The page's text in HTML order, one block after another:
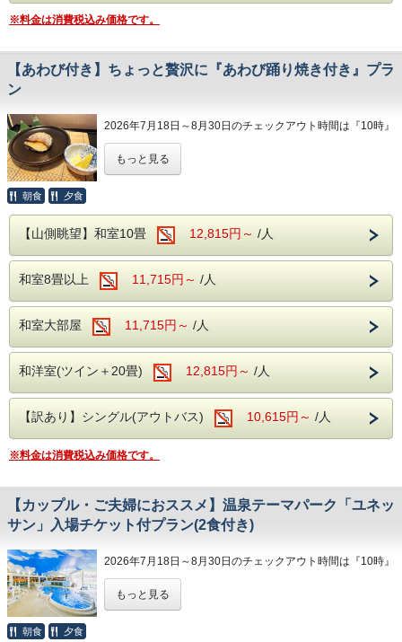
箱根温泉の特徴は、火山活動が活発で多様な
美肌効果、クレンジング効果が期待され、お
【食事】
ご夕食は約40種類の和洋中バイキング。
ル類を含めた飲み放題も。
※ご朝食時は、ソフトドリンクのみ飲み放題
です。
【館内施設】
カラオケルーム(共用)
売店
ロビー
浴衣コーナー
【周辺観光】
箱根ガラスの森美術館：日本初のヴェネチア
ン・グラス専門の美術館です。
ポーラ美術館：印象派を始め、約1万点の名
芦ノ湖：箱根を代表するカルデラ湖で、遊覧
ぜひ、箱根の温泉・観光と、食べ放題・飲み
放題を楽しめる当館をご利用ください！
「アルカリ性単純温泉」。
美肌効果、クレンジング効果が期待され、お
【食事】
ご夕食は約40種類の和洋中バイキング。
彩り豊かなお食事を、満腹になるまで楽しむ
ことができ、生ビール、地酒などのアルコー
ル類を含めた飲み放題も。
※ご朝食時は、ソフトドリンクのみ飲み放題
です。
【館内施設】
カラオケルーム(共用)
カラオケルーム(個室)
ロビー
浴衣コーナー
【周辺観光】
めてご用意いたします。
キングよりも、ちょっと贅沢なお食事をお楽
しみください。
＜注意事項＞
・ご到着が遅くなってしまう場合、お食事時
間も遅くなってしまう可能性がございます。
・表示される料金は、大人の方のみ金目鯛の
煮付けを含む料金となります。
お子様にもご希望される場合は、お電話に
て承ります。
【温泉】
箱根温泉の特徴は、火山活動が活発で多様な
泉質があることですが、当館の場合、泉質は
「アルカリ性単純温泉」。
美肌効果、クレンジング効果が期待され、お
肌がツルツルになる温泉です。
サウナもございますので、日々の疲れを汗と
ともに洗い流しましょう！
彩り豊かなお食事を、満腹になるまで楽しむ
ことができ、生ビール、地酒などのアルコー
※料金は消費税込み価格です。
【あわび付き】ちょっと贅沢に『あわび踊り焼き付き』プラ
ン
2026年7月18日～8月30日のチェックアウト時間は『10時』
とさせていただきます。
※8月30日チェックインのご予約は『11時』でございます。
この「あわび」を、陶板の踊り焼きにてご用
意いたします。
ご提供する直前に水槽からあげているので、
鮮度は間違いなし！
お酒のアテにも、旅に記念にも、相性抜群な
1品でございます。
ご友人との旅行の思い出に。
さい。
＜ご注意＞
・こちらのプランは活きたあわびをご提供す
るため、ご宿泊予定日の3日前までにご予約
が必要となります。
もっと見る
朝食 夕食
【山側眺望】和室10畳 12,815円～ /人
和室8畳以上 11,715円～ /人
和室大部屋 11,715円～ /人
和洋室(ツイン＋20畳) 12,815円～ /人
【訳あり】シングル(アウトバス) 10,615円～ /人
※料金は消費税込み価格です。
【カップル・ご夫婦におススメ】温泉テーマパーク「ユネッ
サン」入場チケット付プラン(2食付き)
2026年7月18日～8月30日のチェックアウト時間は『10時』
とさせていただきます。
※8月30日チェックインのご予約は『11時』でございます。
もっと見る
朝食 夕食